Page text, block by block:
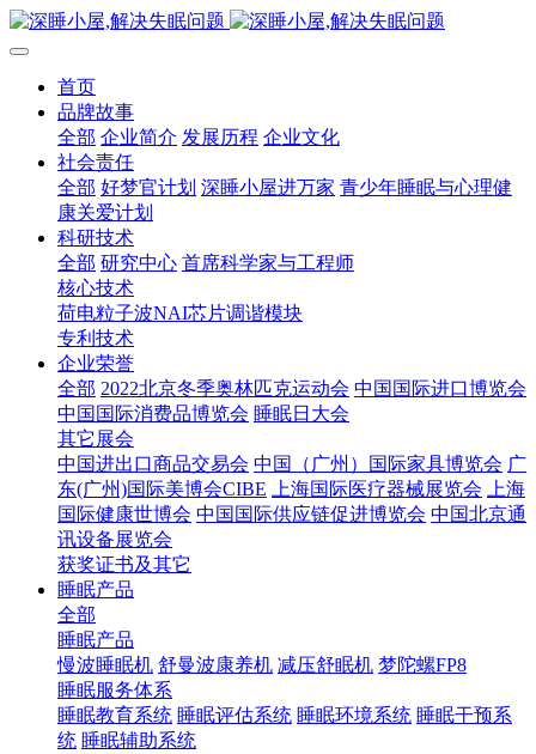
首页
品牌故事
全部 企业简介 发展历程 企业文化
社会责任
全部 好梦官计划 深睡小屋进万家 青少年睡眠与心理健
康关爱计划
科研技术
全部 研究中心 首席科学家与工程师
核心技术
荷电粒子波NAI芯片调谐模块
专利技术
企业荣誉
全部 2022北京冬季奥林匹克运动会 中国国际进口博览会
中国国际消费品博览会 睡眠日大会
其它展会
中国进出口商品交易会 中国（广州）国际家具博览会 广
东(广州)国际美博会CIBE
上海国际医疗器械展览会
上海
国际健康世博会 中国国际供应链促进博览会 中国北京通
讯设备展览会
获奖证书及其它
睡眠产品
全部
睡眠产品
慢波睡眠机 舒曼波康养机 减压舒眠机 梦陀螺FP8
睡眠服务体系
睡眠教育系统 睡眠评估系统 睡眠环境系统 睡眠干预系
统 睡眠辅助系统